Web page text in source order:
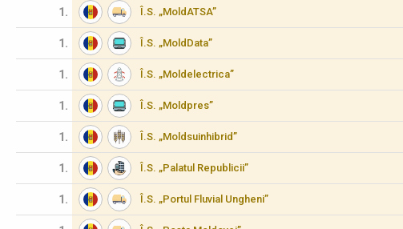
1. Î.S. „MoldATSA”
1. Î.S. „MoldData”
1. Î.S. „Moldelectrica”
1. Î.S. „Moldpres”
1. Î.S. „Moldsuinhibrid”
1. Î.S. „Palatul Republicii”
1. Î.S. „Portul Fluvial Ungheni”